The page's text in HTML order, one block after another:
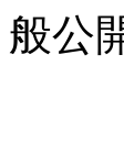
般公